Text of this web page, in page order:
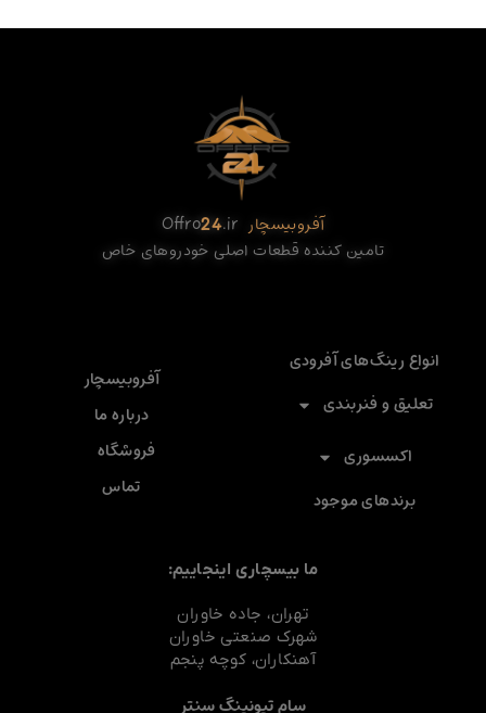
آفروبیسچار Offro24.ir
تامین کننده قطعات اصلی خودروهای خاص
انواع رینگ‌های آفرودی
تعلیق و فنربندی
اکسسوری
برندهای موجود
آفروبیسچار
درباره ما
فروشگاه
تماس
ما بیسچاری اینجاییم:
تهران، جاده خاوران
شهرک صنعتی خاوران
آهنکاران، کوچه پنجم
سام تیونینگ سنتر